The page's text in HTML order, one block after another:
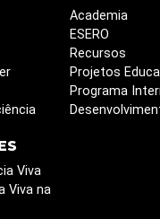
Academia
ESERO
Recursos
Projetos
Programa
Viva
Viva na